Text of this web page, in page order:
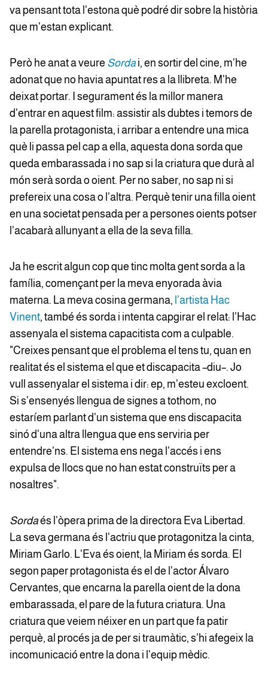
va pensant tota l'estona què podré dir sobre la història
que m'estan explicant.
Però he anat a veure Sordai, en sortir del cine, m'he
adonat que no havia apuntat res a la llibreta. M'he
deixat portar. I segurament és la millor manera
d'entrar en aquest film: assistir als dubtes i temors de
la parella protagonista, i arribar a entendre una mica
què li passa pel cap a ella, aquesta dona sorda que
queda embarassada i no sap si la criatura que durà al
món serà sorda o oient. Per no saber, no sap ni si
prefereix una cosa o l'altra. Perquè tenir una filla oient
en una societat pensada per a persones oients potser
l'acabarà allunyant a ella de la seva filla.
Ja he escrit algun cop que tinc molta gent sorda a la
família, començant per la meva enyorada àvia
materna. La meva cosina germana, l'artista Hac
Vinent, també és sorda i intenta capgirar el relat: l'Hac
assenyala el sistema capacitista com a culpable.
"Creixes pensant que el problema el tens tu, quan en
realitat és el sistema el que et discapacita –diu–. Jo
vull assenyalar el sistema i dir: ep, m'esteu excloent.
Si s'ensenyés llengua de signes a tothom, no
estaríem parlant d'un sistema que ens discapacita
sinó d'una altra llengua que ens serviria per
entendre'ns. El sistema ens nega l'accés i ens
expulsa de llocs que no han estat construïts per a
nosaltres".
Sordaés l'òpera prima de la directora Eva Libertad.
La seva germana és l'actriu que protagonitza la cinta,
Miriam Garlo. L'Eva és oient, la Miriam és sorda. El
segon paper protagonista és el de l'actor Álvaro
Cervantes, que encarna la parella oient de la dona
embarassada, el pare de la futura criatura. Una
criatura que veiem néixer en un part que fa patir
perquè, al procés ja de per si traumàtic, s'hi afegeix la
incomunicació entre la dona i l'equip mèdic.